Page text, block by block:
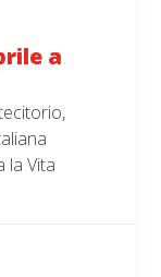
a
la Vita